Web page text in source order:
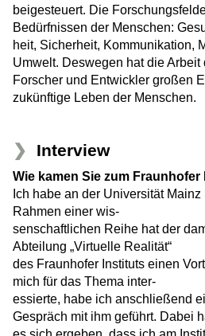
beigesteuert. Die
Bedürfnissen der Menschen:
heit, Sicherheit, Kommunikation,
Umwelt. Deswegen hat die Arbeit
Forscher und Entwickler großen
zukünftige Leben der Menschen.
Interview
Wie kamen Sie zum Fraunhofer
Ich habe an der Universität
Rahmen einer wis-
senschaftlichen Reihe hat der
Abteilung „Virtuelle Realität“
des Fraunhofer Instituts einen
mich für das Thema inter-
essierte, habe ich anschließend
Gespräch mit ihm geführt. Dabei